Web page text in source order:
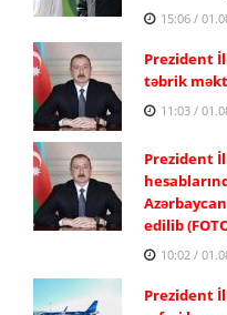
15:06 /
Prezident
təbrik
11:03 /
Prezident
edilib
10:02 /
Prezident